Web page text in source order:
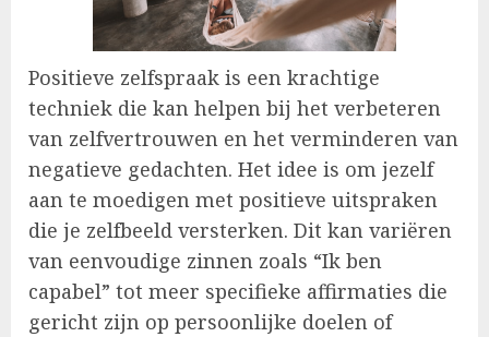
Positieve zelfspraak is een krachtige
techniek die kan helpen bij het verbeteren
van zelfvertrouwen en het verminderen van
negatieve gedachten. Het idee is om jezelf
aan te moedigen met positieve uitspraken
die je zelfbeeld versterken. Dit kan variëren
van eenvoudige zinnen zoals “Ik ben
capabel” tot meer specifieke affirmaties die
gericht zijn op persoonlijke doelen of